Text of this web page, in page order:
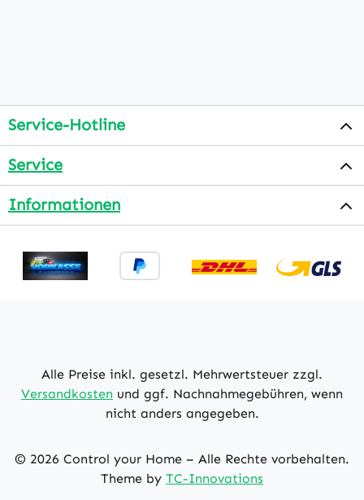
Service-Hotline
Service
Informationen
Alle Preise inkl. gesetzl. Mehrwertsteuer zzgl.
Versandkosten und ggf. Nachnahmegebühren, wenn
nicht anders angegeben.
© 2026 Control your Home – Alle Rechte vorbehalten.
Theme by TC-Innovations